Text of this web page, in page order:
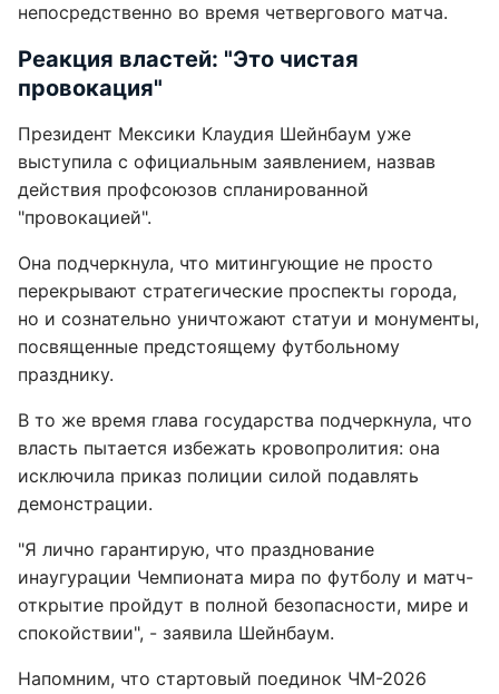
непосредственно во время четвергового матча.
Реакция властей: "Это чистая
провокация"
Президент Мексики Клаудия Шейнбаум уже
выступила с официальным заявлением, назвав
действия профсоюзов спланированной
"провокацией".
Она подчеркнула, что митингующие не просто
перекрывают стратегические проспекты города,
но и сознательно уничтожают статуи и монументы,
посвященные предстоящему футбольному
празднику.
В то же время глава государства подчеркнула, что
власть пытается избежать кровопролития: она
исключила приказ полиции силой подавлять
демонстрации.
"Я лично гарантирую, что празднование
инаугурации Чемпионата мира по футболу и матч-
открытие пройдут в полной безопасности, мире и
спокойствии", - заявила Шейнбаум.
Напомним, что стартовый поединок ЧМ-2026